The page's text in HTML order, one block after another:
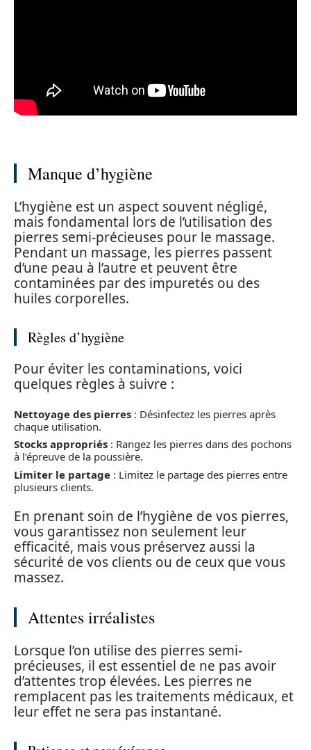
Manque d’hygiène
L’hygiène est un aspect souvent négligé,
mais fondamental lors de l’utilisation des
pierres semi-précieuses pour le massage.
Pendant un massage, les pierres passent
d’une peau à l’autre et peuvent être
contaminées par des impuretés ou des
huiles corporelles.
Règles d’hygiène
Pour éviter les contaminations, voici
quelques règles à suivre :
Nettoyage des pierres : Désinfectez les pierres après
chaque utilisation.
Stocks appropriés : Rangez les pierres dans des pochons
à l’épreuve de la poussière.
Limiter le partage : Limitez le partage des pierres entre
plusieurs clients.
En prenant soin de l’hygiène de vos pierres,
vous garantissez non seulement leur
efficacité, mais vous préservez aussi la
sécurité de vos clients ou de ceux que vous
massez.
Attentes irréalistes
Lorsque l’on utilise des pierres semi-
précieuses, il est essentiel de ne pas avoir
d’attentes trop élevées. Les pierres ne
remplacent pas les traitements médicaux, et
leur effet ne sera pas instantané.